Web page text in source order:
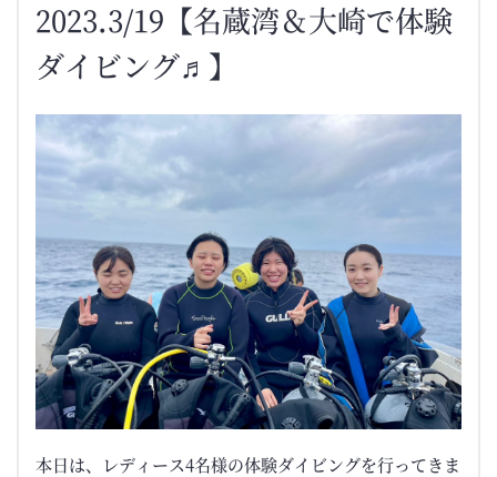
2023.3/19【名蔵湾＆大崎で体験
ダイビング♬】
本日は、レディース4名様の体験ダイビングを行ってきま